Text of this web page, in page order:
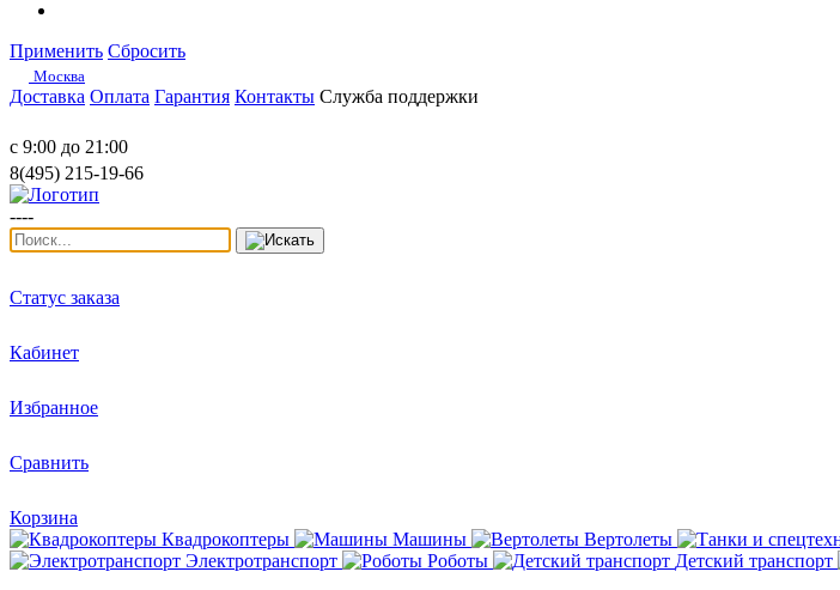
Применить Сбросить
Москва
Доставка Оплата Гарантия Контакты Служба поддержки
с 9:00 до 21:00
8(495) 215-19-66
----
Статус заказа
Кабинет
Избранное
Сравнить
Корзина
Квадрокоптеры
Машины Вертолеты
Электротранспорт
Роботы Детский транспорт